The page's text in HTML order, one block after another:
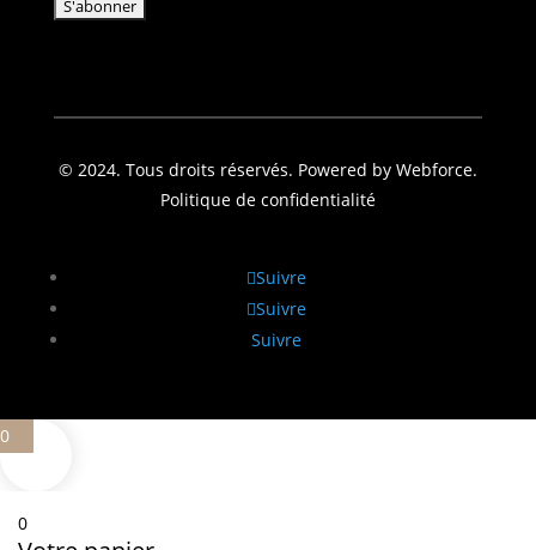
© 2024. Tous droits réservés. Powered by Webforce.
Politique de confidentialité
Suivre
Suivre
Suivre
0
0